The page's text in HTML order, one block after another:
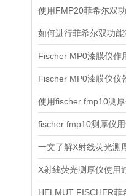
Fischer MP0漆膜仪作
Fischer MP0漆膜仪仪